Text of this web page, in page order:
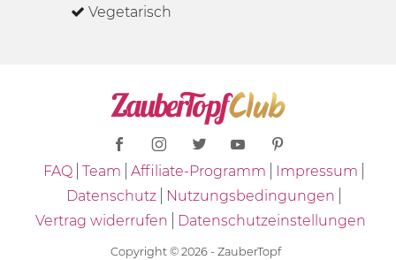
Vegetarisch
FAQ Team Affiliate-Programm
Impressum
Datenschutz
Nutzungsbedingungen
Vertrag widerrufen
Datenschutzeinstellungen
Copyright © 2026 - ZauberTopf